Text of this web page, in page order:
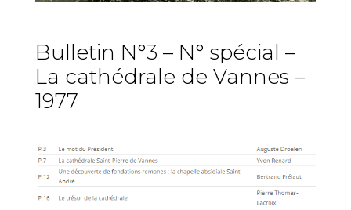
Bulletin N°3 – N° spécial –
La cathédrale de Vannes –
1977